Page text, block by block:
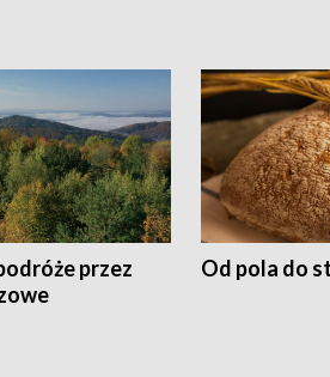
przez
Od pola do